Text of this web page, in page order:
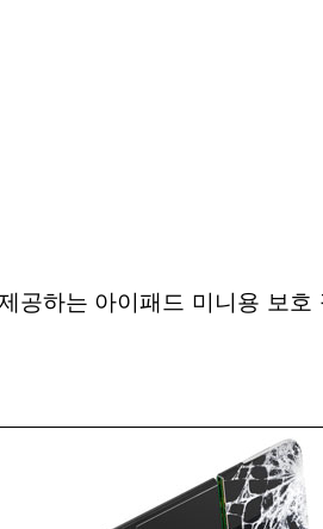
하는 아이패드 미니용 보호